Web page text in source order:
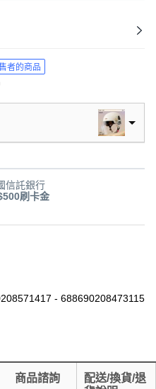
者的商品
信託銀行
刷卡金
- 688690208473115
商品諮詢
配送/換貨/退